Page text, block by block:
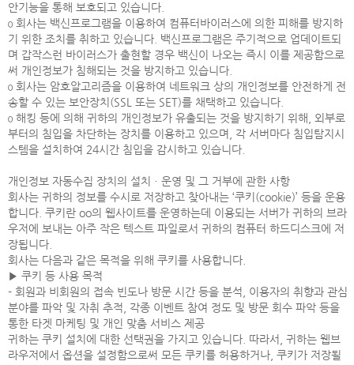
안기능을 통해 보호되고 있습니다.
ο 회사는 백신프로그램을 이용하여 컴퓨터바이러스에 의한 피해를 방지하
기 위한 조치를 취하고 있습니다. 백신프로그램은 주기적으로 업데이트되
며 갑작스런 바이러스가 출현할 경우 백신이 나오는 즉시 이를 제공함으로
써 개인정보가 침해되는 것을 방지하고 있습니다.
ο 회사는 암호알고리즘을 이용하여 네트워크 상의 개인정보를 안전하게 전
송할 수 있는 보안장치(SSL 또는 SET)를 채택하고 있습니다.
ο 해킹 등에 의해 귀하의 개인정보가 유출되는 것을 방지하기 위해, 외부로
부터의 침입을 차단하는 장치를 이용하고 있으며, 각 서버마다 침입탐지시
스템을 설치하여 24시간 침입을 감시하고 있습니다.
개인정보 자동수집 장치의 설치ㆍ운영 및 그 거부에 관한 사항
회사는 귀하의 정보를 수시로 저장하고 찾아내는 ‘쿠키(cookie)’ 등을 운용
합니다. 쿠키란 oo의 웹사이트를 운영하는데 이용되는 서버가 귀하의 브라
우저에 보내는 아주 작은 텍스트 파일로서 귀하의 컴퓨터 하드디스크에 저
장됩니다.
회사는 다음과 같은 목적을 위해 쿠키를 사용합니다.
▶ 쿠키 등 사용 목적
- 회원과 비회원의 접속 빈도나 방문 시간 등을 분석, 이용자의 취향과 관심
분야를 파악 및 자취 추적, 각종 이벤트 참여 정도 및 방문 회수 파악 등을
통한 타겟 마케팅 및 개인 맞춤 서비스 제공
귀하는 쿠키 설치에 대한 선택권을 가지고 있습니다. 따라서, 귀하는 웹브
라우저에서 옵션을 설정함으로써 모든 쿠키를 허용하거나, 쿠키가 저장될